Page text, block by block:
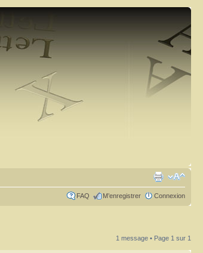
FAQ M’enregistrer Connexion
1 message • Page 1 sur 1